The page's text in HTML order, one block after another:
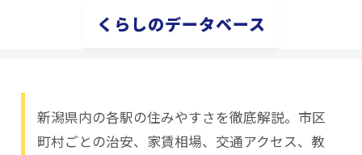
くらしのデータベース
新潟県内の各駅の住みやすさを徹底解説。市区
町村ごとの治安、家賃相場、交通アクセス、教